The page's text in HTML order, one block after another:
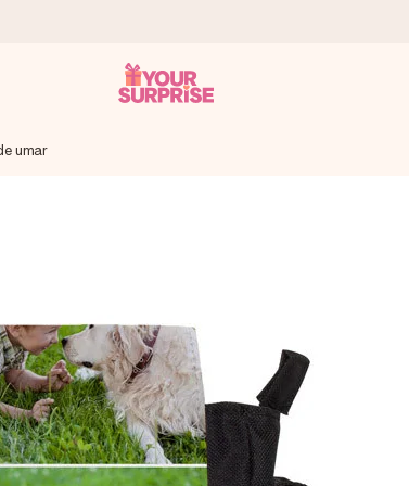
dărui exact când trebuie, atunci când contează cel
din suflet. Fără bătăi de cap, doar bucură-te de
umar